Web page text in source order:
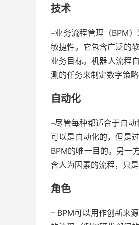
技术
–业务流程管理（BPM
敏捷性。它包含广泛的
业务目标。机器人流程
测的任务来制定数字策
自动化
–尽管每种都适合于自
可以是自动化的，但是
BPM的唯一目的。另一
含人为因素的流程，只
角色
– BPM可以用作创新来